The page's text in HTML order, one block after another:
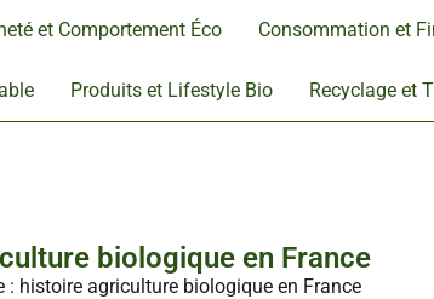
et Comportement Éco Consommation et
Produits et Lifestyle Bio Recyclage et
biologique en France
: histoire agriculture biologique en France